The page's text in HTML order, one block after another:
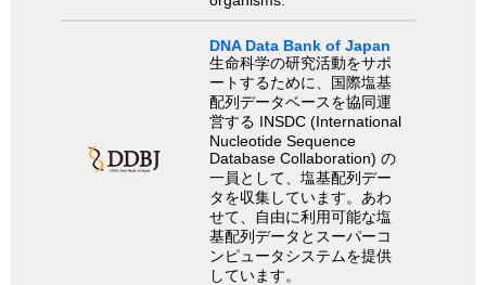
DNA Data Bank of Japan
生命科学の研究活動をサポ
ートするために、国際塩基
配列データベースを協同運
営する INSDC (International
Nucleotide Sequence
Database Collaboration) の
一員として、塩基配列デー
タを収集しています。あわ
せて、自由に利用可能な塩
基配列データとスーパーコ
ンピュータシステムを提供
しています。